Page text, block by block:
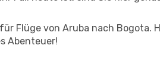
Flüge von Aruba nach Bogota.
Abenteuer!